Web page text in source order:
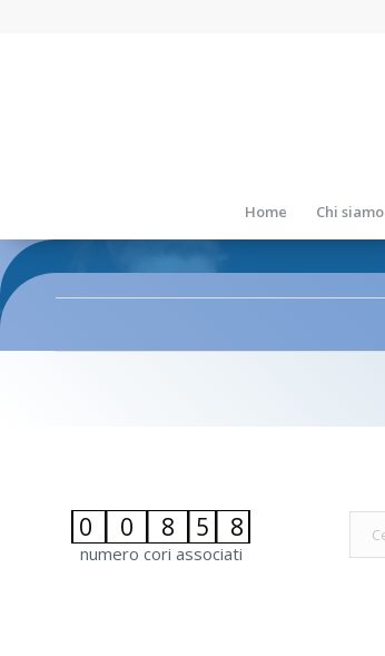
Home Chi siamo
0|0|8|5|8
numero cori associati